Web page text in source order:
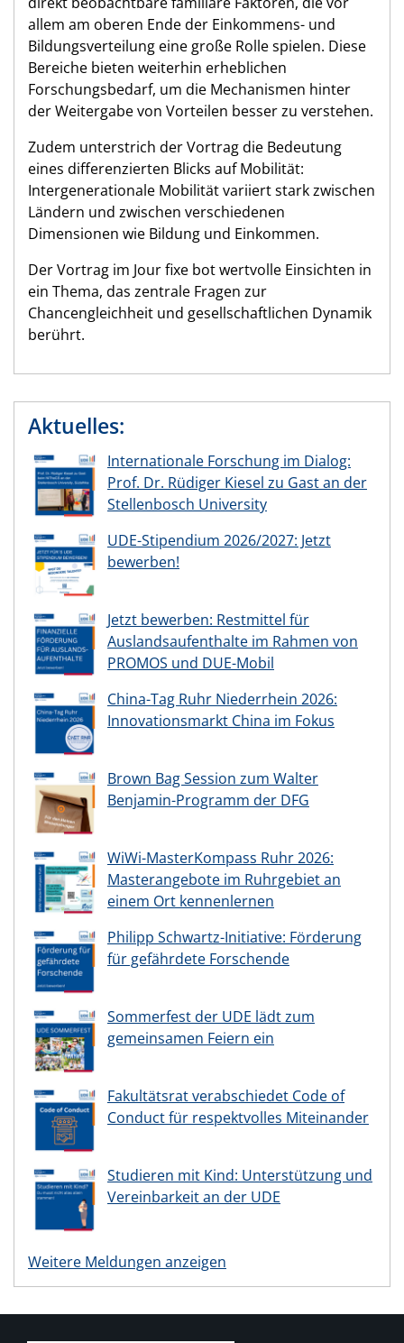
allem am oberen Ende der Einkommens- und
Bildungsverteilung eine große Rolle spielen. Diese
Bereiche bieten weiterhin erheblichen
Forschungsbedarf, um die Mechanismen hinter
der Weitergabe von Vorteilen besser zu verstehen.
Zudem unterstrich der Vortrag die Bedeutung
eines differenzierten Blicks auf Mobilität:
Intergenerationale Mobilität variiert stark zwischen
Ländern und zwischen verschiedenen
Dimensionen wie Bildung und Einkommen.
Der Vortrag im Jour fixe bot wertvolle Einsichten in
ein Thema, das zentrale Fragen zur
Chancengleichheit und gesellschaftlichen Dynamik
berührt.
Aktuelles:
Internationale Forschung im Dialog:
Prof. Dr. Rüdiger Kiesel zu Gast an der
Stellenbosch University
UDE-Stipendium 2026/2027: Jetzt
bewerben!
Jetzt bewerben: Restmittel für
Auslandsaufenthalte im Rahmen von
PROMOS und DUE-Mobil
China-Tag Ruhr Niederrhein 2026:
Innovationsmarkt China im Fokus
Brown Bag Session zum Walter
Benjamin-Programm der DFG
WiWi-MasterKompass Ruhr 2026:
Masterangebote im Ruhrgebiet an
einem Ort kennenlernen
Philipp Schwartz-Initiative: Förderung
für gefährdete Forschende
Sommerfest der UDE lädt zum
gemeinsamen Feiern ein
Fakultätsrat verabschiedet Code of
Conduct für respektvolles Miteinander
Studieren mit Kind: Unterstützung und
Vereinbarkeit an der UDE
Weitere Meldungen anzeigen